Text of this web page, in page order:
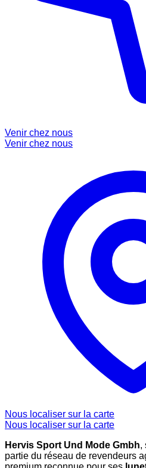
Venir chez nous
Venir chez nous
Nous localiser sur la carte
Nous localiser sur la carte
Hervis Sport Und Mode Gmbh,
partie du réseau de revendeurs